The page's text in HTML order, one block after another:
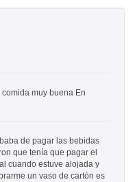
muy buena En
de pagar las bebidas
que tenía que pagar el
cuando estuve alojada y
un vaso de cartón es